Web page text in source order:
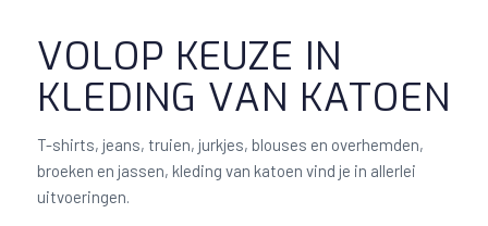
VOLOP KEUZE IN
KLEDING VAN KATOEN
T-shirts, jeans, truien, jurkjes, blouses en overhemden,
broeken en jassen, kleding van katoen vind je in allerlei
uitvoeringen.